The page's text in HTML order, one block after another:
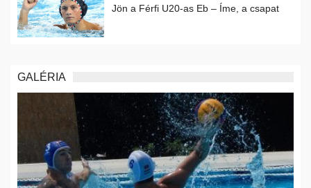
Jön a Férfi U20-as Eb – Íme, a csapat
GALÉRIA